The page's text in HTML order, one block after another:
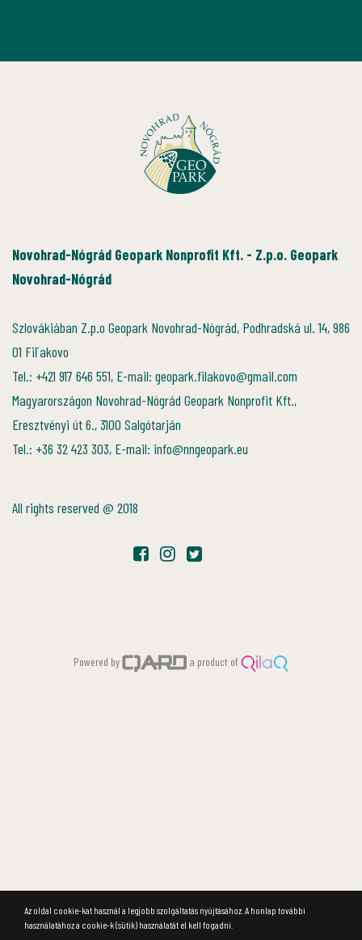
Novohrad-Nógrád Geopark Nonprofit Kft. - Z.p.o. Geopark
Novohrad-Nógrád
Szlovákiában Z.p.o Geopark Novohrad-Nógrád, Podhradská ul. 14, 986
01 Fiľakovo
Tel.: +421 917 646 551, E-mail: geopark.filakovo@gmail.com
Magyarországon Novohrad-Nógrád Geopark Nonprofit Kft.,
Eresztvényi út 6., 3100 Salgótarján
Tel.: +36 32 423 303, E-mail: info@nngeopark.eu
All rights reserved @ 2018
Powered by a product of
Az oldal cookie-kat használ a legjobb szolgáltatás nyújtásához. A honlap további
használatához a cookie-k (sütik) használatát el kell fogadni.